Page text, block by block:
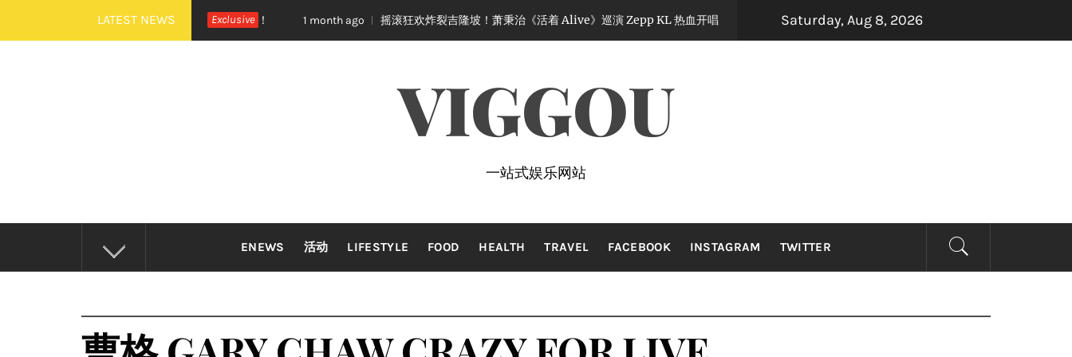
to
LATEST NEWS Exclusive
全新世界巡演大马站官宣！ 1 month ago 摇滚狂欢炸裂吉隆坡！萧秉治《活着 Alive》巡演 Zepp KL 热血开唱 1 month ago 四大印尼金曲制造机Dadali、Repvblik、Armada及Samsons
Saturday, Aug 8, 2026
VIGGOU
一站式娱乐网站
ENEWS 活动 LIFESTYLE FOOD HEALTH TRAVEL FACEBOOK INSTAGRAM TWITTER